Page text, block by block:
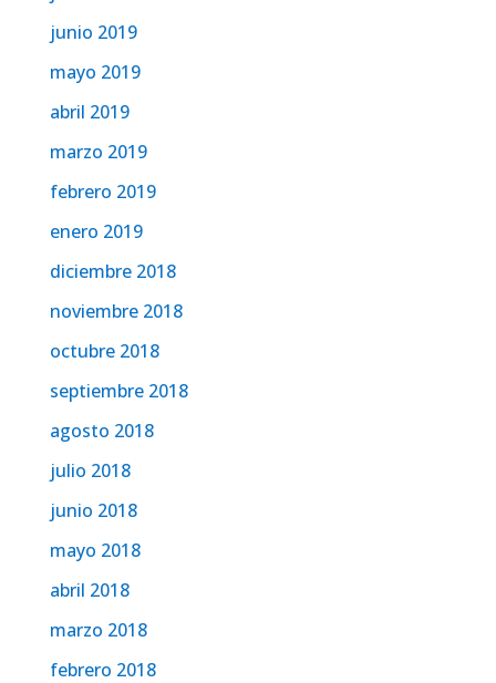
junio 2019
mayo 2019
abril 2019
marzo 2019
febrero 2019
enero 2019
diciembre 2018
noviembre 2018
octubre 2018
septiembre 2018
agosto 2018
julio 2018
junio 2018
mayo 2018
abril 2018
marzo 2018
febrero 2018